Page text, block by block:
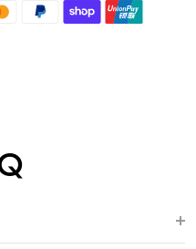
ANC activé. Les 55
avec ANC
intégré répartit
pour un port prolongé
durabilité.
soundcoreCredits